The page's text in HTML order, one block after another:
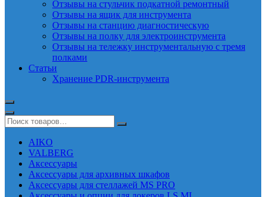
Отзывы на стульчик подкатной ремонтный
Отзывы на ящик для инструмента
Отзывы на станцию диагностическую
Отзывы на полку для электроинструмента
Отзывы на тележку инструментальную с тремя
полками
Статьи
Хранение PDR-инструмента
AIKO
VALBERG
Аксессуары
Аксессуары для архивных шкафов
Аксессуары для стеллажей MS PRO